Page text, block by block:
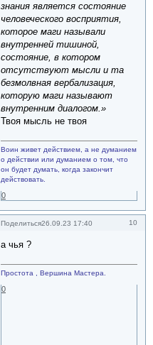
знания является состояние
человеческого восприятия,
которое маги называли
внутренней тишиной,
состояние, в котором
отсутствуют мысли и та
безмолвная вербализация,
которую маги называют
внутренним диалогом.»
Твоя мысль не твоя
Воин живет действием, а не думанием
о действии или думанием о том, что
он будет думать, когда закончит
действовать.
0
Поделиться 10
26.09.23 17:40
а чья ?
Простота , Вершина Мастера.
0